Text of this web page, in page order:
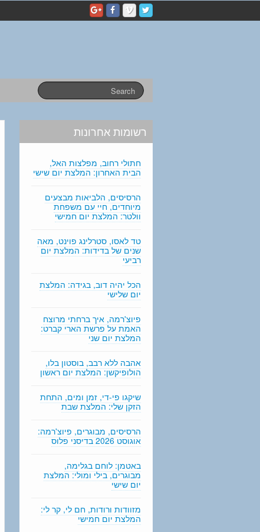
e
רשומות אחרונות
חתולי רחוב, מפלצות האל,
הבית האחרון: המלצת יום שישי
הרסיסים, הלביאות מבצעים
מיוחדים, חיי עם משפחת
וולטר: המלצת יום חמישי
טד לאסו, סטרלינג פוינט, מאה
שנים של בדידות: המלצת יום
רביעי
הכל יהיה דוב, בגידה: המלצת
יום שלישי
פיוצ'רמה, איך ברחתי מרוצח
האמת על פרשת הארי קברט:
המלצת יום שני
אהבה ללא רבב, בוסטון בלו,
הולופיקשן: המלצת יום ראשון
שיקגו פי-די, זמן ומים, התחת
הזקן שלי: המלצת שבת
הרסיסים, מבוגרים, פיוצ'רמה:
אוגוסט 2026 בדיסני פלוס
באטמן: לוחם בגלימה,
מבוגרים, בילי ומולי: המלצת
יום שישי
מזוודות ורודות, חם לי, קר לי:
המלצת יום חמישי